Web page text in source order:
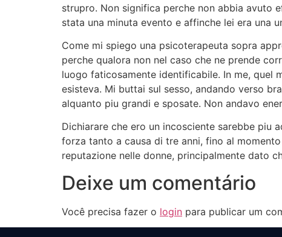
strupro. Non significa perche non abbia avuto
stata una minuta evento e affinche lei era una
Come mi spiego una psicoterapeuta sopra
perche qualora non nel caso che ne prende
luogo faticosamente identificabile. In me, quel
esisteva. Mi buttai sul sesso, andando verso
alquanto piu grandi e sposate. Non andavo
Dichiarare che ero un incosciente sarebbe piu
forza tanto a causa di tre anni, fino al
reputazione nelle donne, principalmente dato
Deixe um comentário
Você precisa fazer o login para publicar um